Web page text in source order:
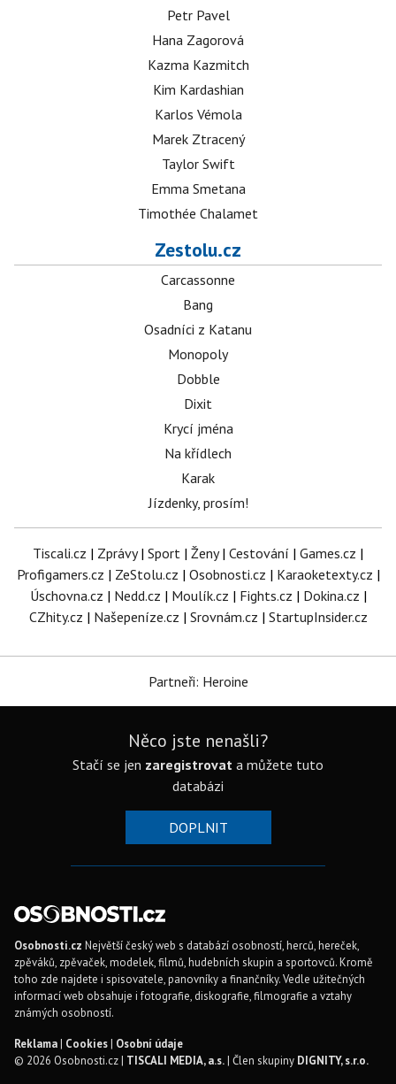
Petr Pavel
Hana Zagorová
Kazma Kazmitch
Kim Kardashian
Karlos Vémola
Marek Ztracený
Taylor Swift
Emma Smetana
Timothée Chalamet
Zestolu.cz
Carcassonne
Bang
Osadníci z Katanu
Monopoly
Dobble
Dixit
Krycí jména
Na křídlech
Karak
Jízdenky, prosím!
Tiscali.cz | Zprávy| Sport | Ženy| Cestování | Games.cz |
Profigamers.cz | ZeStolu.cz | Osobnosti.cz | Karaoketexty.cz |
Úschovna.cz | Nedd.cz | Moulík.cz | Fights.cz | Dokina.cz |
CZhity.cz | Našepeníze.cz | Srovnám.cz | StartupInsider.cz
Partneři: Heroine
Něco jste nenašli?
Stačí se jen zaregistrovat a můžete tuto
databázi
DOPLNIT
Osobnosti.cz Největší český web s databází osobností, herců, hereček,
zpěváků, zpěvaček, modelek, filmů, hudebních skupin a sportovců. Kromě
toho zde najdete i spisovatele, panovníky a finančníky. Vedle užitečných
informací web obsahuje i fotografie, diskografie, filmografie a vztahy
známých osobností.
Reklama| Cookies| Osobní údaje
© 2026 Osobnosti.cz | TISCALI MEDIA, a.s.| Člen skupiny DIGNITY, s.r.o.